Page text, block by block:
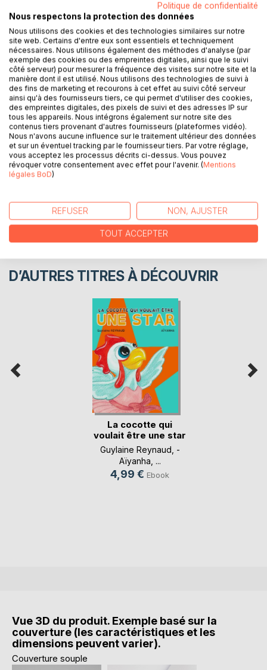
DESCRIPTION
Livre jeunesse mettant en scène une poule nommée
Cocotte qui, pour combler une impression de vide, décide
de devenir une star. Suivez Cocotte dans son aventure et
trouvez avec elle ce qui la passionne.
AUTEUR(S)
CRITIQUES PRESSE
D’AUTRES TITRES À DÉCOUVRIR
La cocotte qui
voulait être une star
Guylaine Reynaud -
Aïyanha , ...
4,99 € Ebook
Vue 3D du produit. Exemple basé sur la
couverture (les caractéristiques et les
dimensions peuvent varier).
Couverture souple
Politique de confidentialité
Nous respectons la protection des données
Nous utilisons des cookies et des technologies similaires sur notre
site web. Certains d'entre eux sont essentiels et techniquement
nécessaires. Nous utilisons également des méthodes d'analyse (par
exemple des cookies ou des empreintes digitales, ainsi que le suivi
côté serveur) pour mesurer la fréquence des visites sur notre site et la
manière dont il est utilisé. Nous utilisons des technologies de suivi à
des fins de marketing et recourons à cet effet au suivi côté serveur
ainsi qu'à des fournisseurs tiers, ce qui permet d'utiliser des cookies,
des empreintes digitales, des pixels de suivi et des adresses IP sur
tous les appareils. Nous intégrons également sur notre site des
contenus tiers provenant d'autres fournisseurs (plateformes vidéo).
Nous n'avons aucune influence sur le traitement ultérieur des données
et sur un éventuel tracking par le fournisseur tiers. Par votre réglage,
vous acceptez les processus décrits ci-dessus. Vous pouvez
révoquer votre consentement avec effet pour l'avenir. (Mentions
légales BoD)
REFUSER NON, AJUSTER
TOUT ACCEPTER